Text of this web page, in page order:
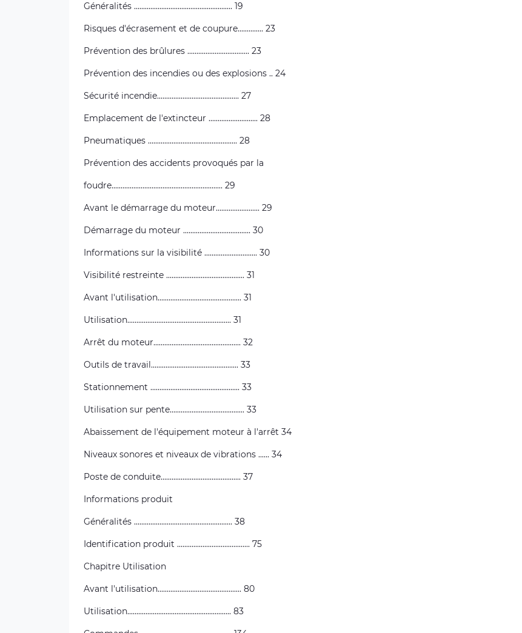
Généralités ...................................................... 19
Risques d'écrasement et de coupure.............. 23
Prévention des brûlures .................................. 23
Prévention des incendies ou des explosions .. 24
Sécurité incendie............................................. 27
Emplacement de l'extincteur ........................... 28
Pneumatiques ................................................. 28
Prévention des accidents provoqués par la
foudre............................................................. 29
Avant le démarrage du moteur........................ 29
Démarrage du moteur ..................................... 30
Informations sur la visibilité ............................. 30
Visibilité restreinte ........................................... 31
Avant l'utilisation.............................................. 31
Utilisation......................................................... 31
Arrêt du moteur................................................ 32
Outils de travail................................................ 33
Stationnement ................................................. 33
Utilisation sur pente......................................... 33
Abaissement de l'équipement moteur à l'arrêt 34
Niveaux sonores et niveaux de vibrations ...... 34
Poste de conduite............................................ 37
Informations produit
Généralités ...................................................... 38
Identification produit ........................................ 75
Chapitre Utilisation
Avant l'utilisation.............................................. 80
Utilisation......................................................... 83